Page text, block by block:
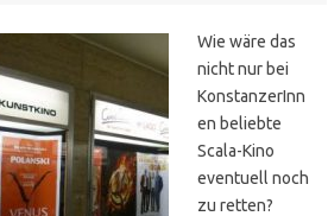
Wie wäre das
nicht nur bei
KonstanzerInn
en beliebte
Scala-Kino
eventuell noch
zu retten?